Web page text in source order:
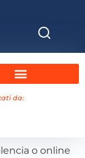
da:
o online